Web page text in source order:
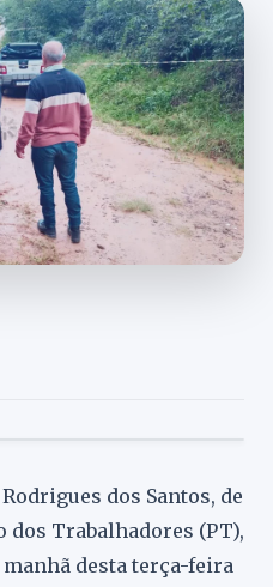
dos Santos, de
dos Trabalhadores (PT),
desta terça-feira